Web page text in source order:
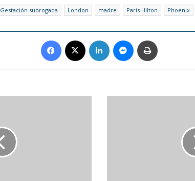
Gestación subrogada London madre Paris Hilton Phoenix
Facebook LinkedIn Messenger